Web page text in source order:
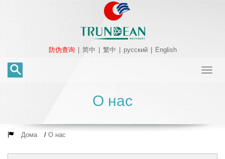
防伪查询 简中 繁中 русский English
Toggle
О нас
Дома / О нас